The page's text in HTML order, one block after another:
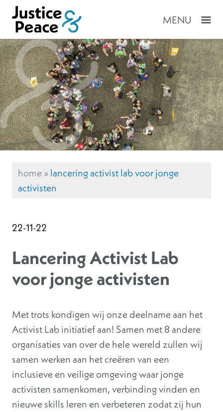
MENU
home»lancering activist lab voor jonge
activisten
22-11-22
Lancering Activist Lab
voor jonge activisten
Met trots kondigen wij onze deelname aan het
Activist Lab initiatief aan! Samen met 8 andere
organisaties van over de hele wereld zullen wij
samen werken aan het creëren van een
inclusieve en veilige omgeving waar jonge
activisten samenkomen, verbinding vinden en
nieuwe skills leren en verbeteren zodat zij hun